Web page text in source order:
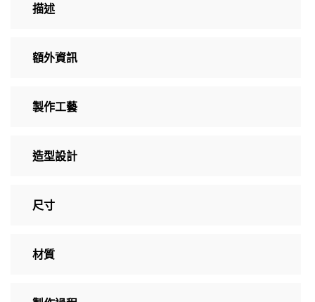
描述
額外資訊
製作工藝
造型設計
尺寸
材質